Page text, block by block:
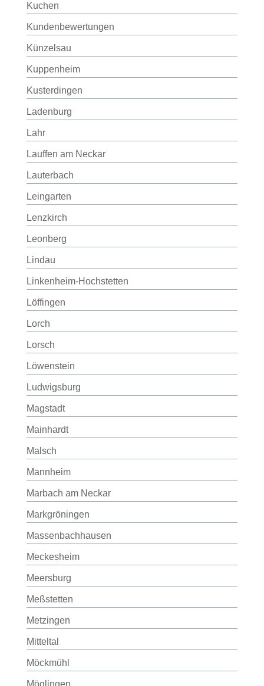
Kuchen
Kundenbewertungen
Künzelsau
Kuppenheim
Kusterdingen
Ladenburg
Lahr
Lauffen am Neckar
Lauterbach
Leingarten
Lenzkirch
Leonberg
Lindau
Linkenheim-Hochstetten
Löffingen
Lorch
Lorsch
Löwenstein
Ludwigsburg
Magstadt
Mainhardt
Malsch
Mannheim
Marbach am Neckar
Markgröningen
Massenbachhausen
Meckesheim
Meersburg
Meßstetten
Metzingen
Mitteltal
Möckmühl
Möglingen